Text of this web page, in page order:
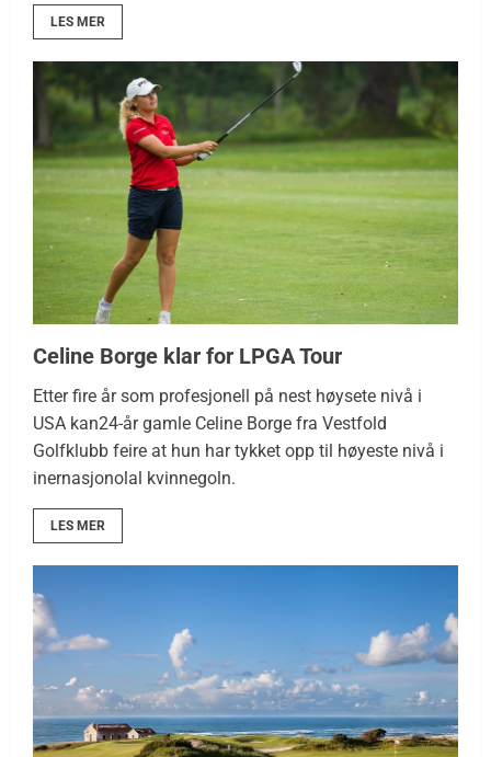
LES MER
Celine Borge klar for LPGA Tour
Etter fire år som profesjonell på nest høysete nivå i
USA kan24-år gamle Celine Borge fra Vestfold
Golfklubb feire at hun har tykket opp til høyeste nivå i
inernasjonolal kvinnegoln.
LES MER